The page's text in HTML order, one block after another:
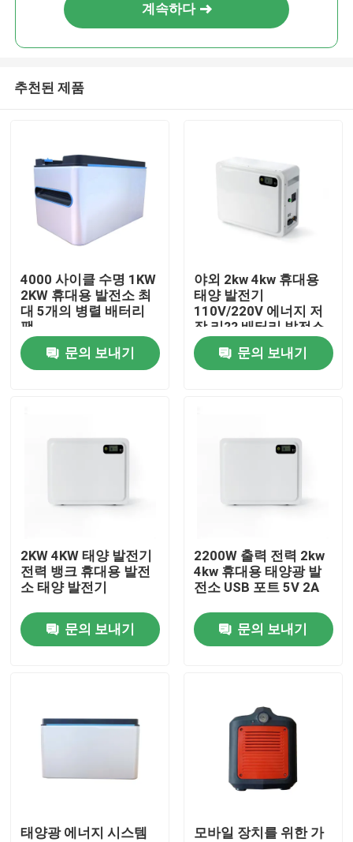
공장 투어
품질 관리
모든 케이스
리튬 이온 라이프포4 전지
계속하다
추천된 제품
4000 사이클 수명 1KW
2KW 휴대용 발전소 최
대 5개의 병렬 배터리
팩
문의 보내기
야외 2kw 4kw 휴대용
태양 발전기
110V/220V 에너지 저
장 리?? 배터리 발전소
문의 보내기
2KW 4KW 태양 발전기
전력 뱅크 휴대용 발전
소 태양 발전기
문의 보내기
2200W 출력 전력 2kw
4kw 휴대용 태양광 발
전소 USB 포트 5V 2A
문의 보내기
태양광 에너지 시스템
모바일 장치를 위한 가